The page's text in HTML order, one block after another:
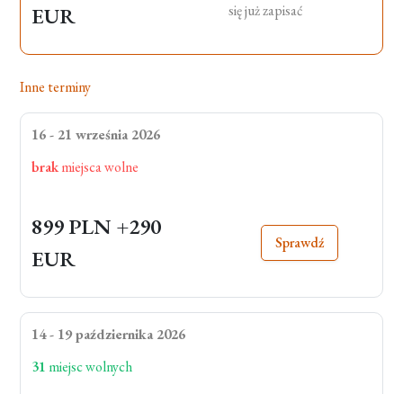
EUR
się już zapisać
Inne terminy
16 - 21 września 2026
brakmiejsca wolne
899 PLN +290
EUR
Sprawdź
14 - 19 października 2026
31 miejsc wolnych